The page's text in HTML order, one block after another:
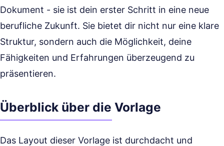
Dokument - sie ist dein erster Schritt in eine neue
berufliche Zukunft. Sie bietet dir nicht nur eine klare
Struktur, sondern auch die Möglichkeit, deine
Fähigkeiten und Erfahrungen überzeugend zu
präsentieren.
Überblick über die Vorlage
Das Layout dieser Vorlage ist durchdacht und